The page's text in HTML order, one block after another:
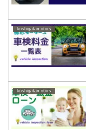
kushigatamotors
kushigatamotors